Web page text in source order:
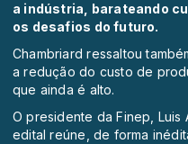
a indústria, barateando
os desafios do futuro.
Chambriard ressaltou
a redução do custo de
que ainda é alto.
O presidente da Finep, Luis
edital reúne, de forma